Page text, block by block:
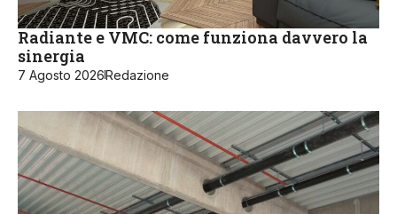
Radiante e VMC: come funziona davvero la
sinergia
7 Agosto 2026Redazione